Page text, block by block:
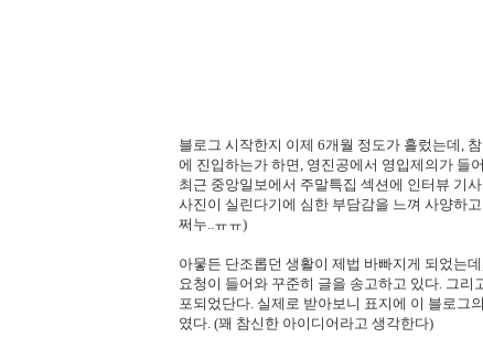
블로그 시작한지 이제 6개월 정도가 흘렀는데,
에 진입하는가 하면, 영진공에서 영입제의가 들
최근 중앙일보에서 주말특집 섹션에 인터뷰 기
사진이 실린다기에 심한 부담감을 느껴 사양하
쩌누..ㅠㅠ)
아뭏든 단조롭던 생활이 제법 바빠지게 되었는
요청이 들어와 꾸준히 글을 송고하고 있다. 그리
포되었단다. 실제로 받아보니 표지에 이 블로그
였다. (꽤 참신한 아이디어라고 생각한다)